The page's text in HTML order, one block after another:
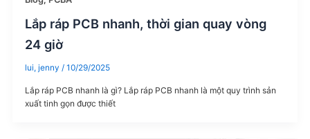
Lắp ráp PCB nhanh, thời gian quay vòng
24 giờ
lui, jenny / 10/29/2025
Lắp ráp PCB nhanh là gì? Lắp ráp PCB nhanh là một quy trình sản
xuất tinh gọn được thiết